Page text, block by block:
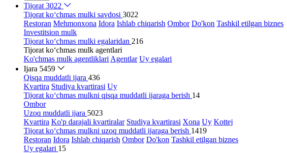
Tijorat 3022
Tijorat ko‘chmas mulki savdosi 3022
Restoran Mehmonxona Idora Ishlab chiqarish Ombor Do'kon Tashkil etilgan biznes
Investitsion mulk
Tijorat ko‘chmas mulki egalaridan 216
Tijorat ko‘chmas mulk agentlari
Ko'chmas mulk agentliklari Agentlar Uy egalari
Ijara 5459
Qisqa muddatli ijara 436
Kvartira Studiya kvartirasi Uy
Tijorat ko‘chmas mulkni qisqa muddatli ijaraga berish 14
Ombor
Uzoq muddatli ijara 5023
Kvartira Ko'p darajali kvartiralar Studiya kvartirasi Xona Uy Kottej
Tijorat ko‘chmas mulkni uzoq muddatli ijaraga berish 1419
Restoran Idora Ishlab chiqarish Ombor Do'kon Tashkil etilgan biznes
Uy egalari 15